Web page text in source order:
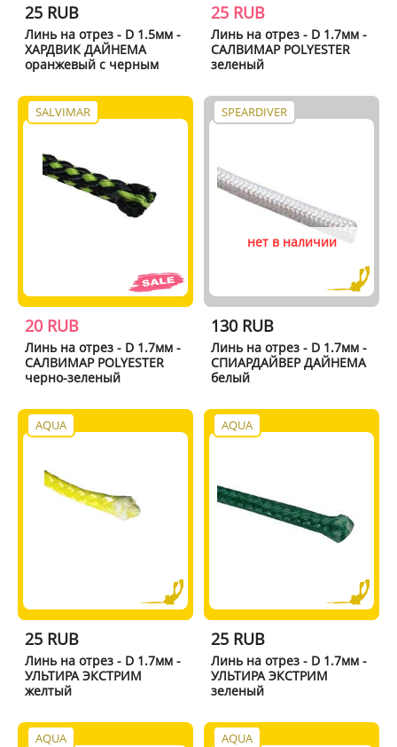
25 RUB
Линь на отрез - D 1.5мм -
ХАРДВИК ДАЙНЕМА
оранжевый с черным
25 RUB
Линь на отрез - D 1.7мм -
САЛВИМАР POLYESTER
зеленый
SALVIMAR
20 RUB
Линь на отрез - D 1.7мм -
САЛВИМАР POLYESTER
черно-зеленый
SPEARDIVER
нет в наличии
130 RUB
Линь на отрез - D 1.7мм -
СПИАРДАЙВЕР ДАЙНЕМА
белый
AQUA
25 RUB
Линь на отрез - D 1.7мм -
УЛЬТИРА ЭКСТРИМ
желтый
AQUA
25 RUB
Линь на отрез - D 1.7мм -
УЛЬТИРА ЭКСТРИМ
зеленый
AQUA AQUA